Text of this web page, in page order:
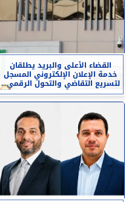
القضاء الأعلى والبريد يطلقان
خدمة الإعلان الإلكتروني المسجل
لتسريع التقاضي والتحول الرقمي...